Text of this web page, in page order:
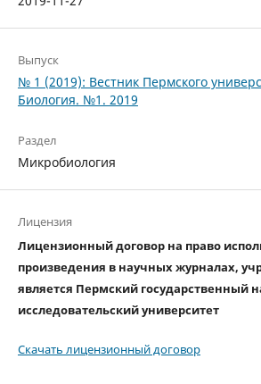
Выпуск
№ 1 (2019): Вестник Пермского
Биология. №1. 2019
Раздел
Микробиология
Лицензия
Лицензионный договор на право
произведения в научных журналах,
является Пермский государственный
исследовательский университет
Скачать лицензионный договор